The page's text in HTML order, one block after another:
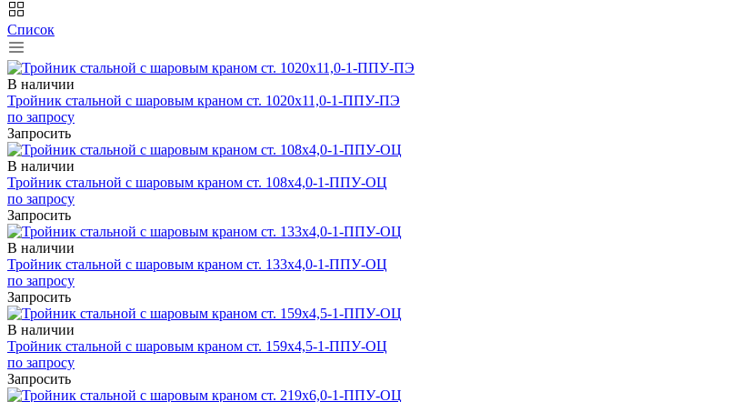
Список
В наличии
Тройник стальной с шаровым краном ст. 1020х11,0-1-ППУ-ПЭ
по запросу
Запросить
В наличии
Тройник стальной с шаровым краном ст. 108х4,0-1-ППУ-ОЦ
по запросу
Запросить
В наличии
Тройник стальной с шаровым краном ст. 133х4,0-1-ППУ-ОЦ
по запросу
Запросить
В наличии
Тройник стальной с шаровым краном ст. 159х4,5-1-ППУ-ОЦ
по запросу
Запросить